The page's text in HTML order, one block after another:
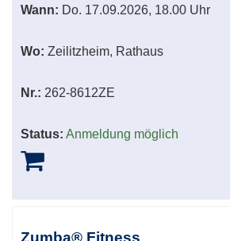
Wann: Do. 17.09.2026, 18.00 Uhr
Wo: Zeilitzheim, Rathaus
Nr.: 262-8612ZE
Status: Anmeldung möglich